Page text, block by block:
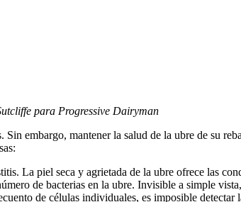
para Progressive Dairyman
Sin embargo, mantener la salud de la ubre de su
La piel seca y agrietada de la ubre ofrece las
de bacterias en la ubre. Invisible a simple
de células individuales, es imposible